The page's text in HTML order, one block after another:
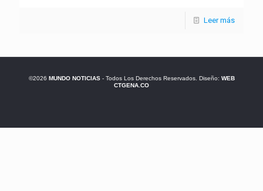
Leer más
©2026 MUNDO NOTICIAS- Todos Los Derechos Reservados. Diseño: WEB
CTGENA.CO